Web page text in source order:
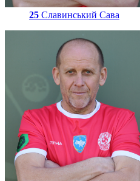
25 Славинський Сава